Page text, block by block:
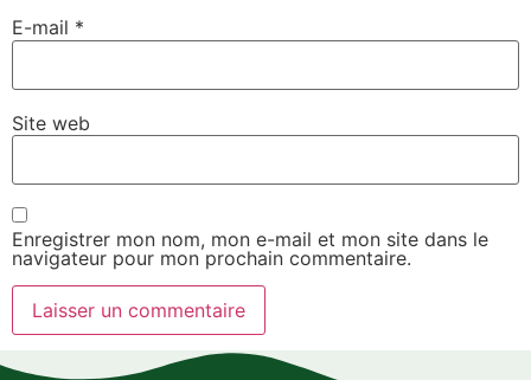
E-mail *
Site web
Enregistrer mon nom, mon e-mail et mon site dans le
navigateur pour mon prochain commentaire.